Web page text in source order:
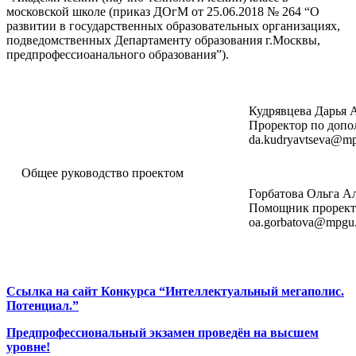
московской школе (приказ ДОгМ от 25.06.2018 № 264 “О
развитии в государственных образовательных организациях,
подведомственных Департаменту образования г.Москвы,
предпрофессиоанального образования”).
Общее руководство проектом
Кудрявцева Дарья
Проректор по
Горбатова Ольга
Помощник
Ссылка на сайт Конкурса “Интеллектуальный мегаполис.
Потенциал.”
Предпрофессиональный экзамен проведён на высшем
уровне!